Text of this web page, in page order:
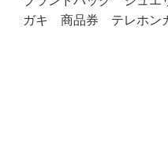
ガキ 商品券 テレホン